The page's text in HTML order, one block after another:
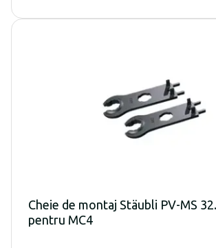
Cheie de montaj Stäubli PV-MS
pentru MC4